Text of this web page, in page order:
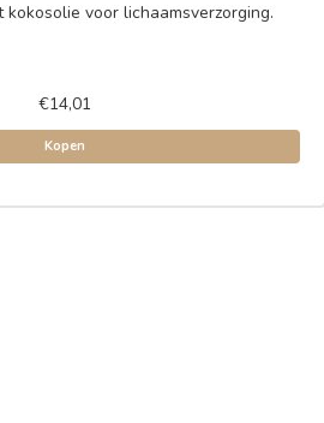
voor lichaamsverzorging.
€14,01
Kopen